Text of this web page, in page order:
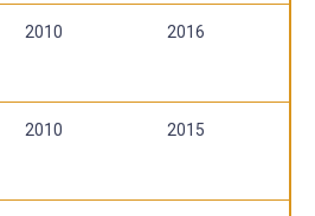
2010 2016
2010 2015